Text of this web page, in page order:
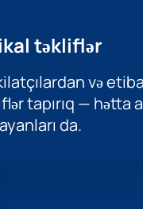
təkliflər
və
tapırıq — hətta
da.